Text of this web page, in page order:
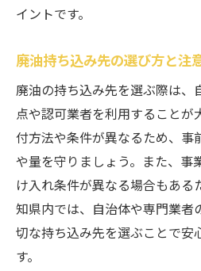
イントです。
廃油持ち込み先の選び方と注
廃油の持ち込み先を選ぶ際は、
点や認可業者を利用することが
付方法や条件が異なるため、事
や量を守りましょう。また、事
け入れ条件が異なる場合もある
知県内では、自治体や専門業者
切な持ち込み先を選ぶことで安
す。